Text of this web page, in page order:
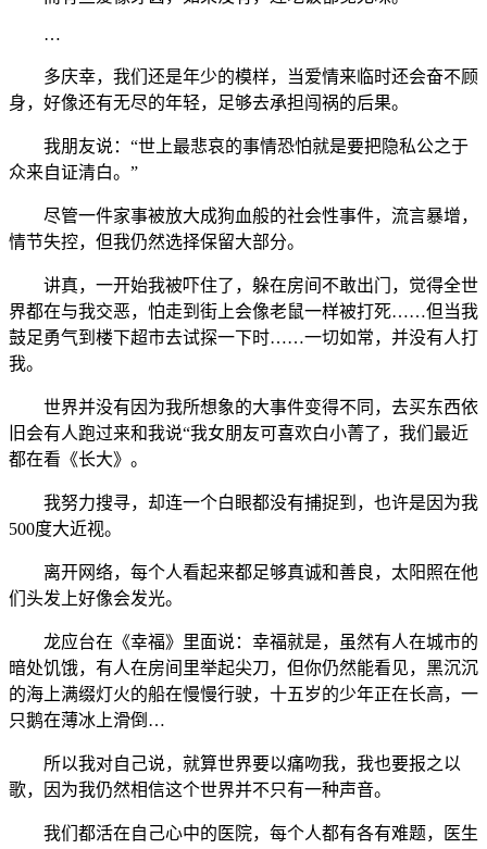
…
多庆幸，我们还是年少的模样，当爱情来临时还会奋不顾
身，好像还有无尽的年轻，足够去承担闯祸的后果。
我朋友说：“世上最悲哀的事情恐怕就是要把隐私公之于
众来自证清白。”
尽管一件家事被放大成狗血般的社会性事件，流言暴增，
情节失控，但我仍然选择保留大部分。
讲真，一开始我被吓住了，躲在房间不敢出门，觉得全世
界都在与我交恶，怕走到街上会像老鼠一样被打死……但当我
鼓足勇气到楼下超市去试探一下时……一切如常，并没有人打
我。
世界并没有因为我所想象的大事件变得不同，去买东西依
旧会有人跑过来和我说“我女朋友可喜欢白小菁了，我们最近
都在看《长大》。
我努力搜寻，却连一个白眼都没有捕捉到，也许是因为我
500度大近视。
离开网络，每个人看起来都足够真诚和善良，太阳照在他
们头发上好像会发光。
龙应台在《幸福》里面说：幸福就是，虽然有人在城市的
暗处饥饿，有人在房间里举起尖刀，但你仍然能看见，黑沉沉
的海上满缀灯火的船在慢慢行驶，十五岁的少年正在长高，一
只鹅在薄冰上滑倒…
所以我对自己说，就算世界要以痛吻我，我也要报之以
歌，因为我仍然相信这个世界并不只有一种声音。
我们都活在自己心中的医院，每个人都有各有难题，医生